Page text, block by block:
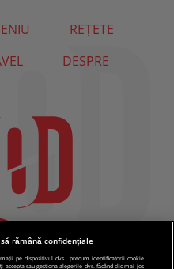
REȚETE
DESPRE
rămână confidențiale
pe dispozitivul dvs., precum identificatorii cookie
sau gestiona alegerile dvs. făcând clic mai jos